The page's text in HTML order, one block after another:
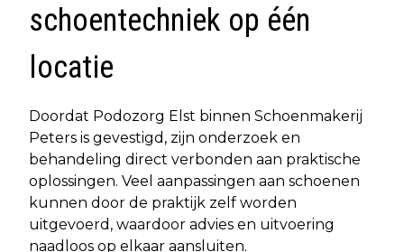
schoentechniek op één
locatie
Doordat Podozorg Elst binnen Schoenmakerij
Peters is gevestigd, zijn onderzoek en
behandeling direct verbonden aan praktische
oplossingen. Veel aanpassingen aan schoenen
kunnen door de praktijk zelf worden
uitgevoerd, waardoor advies en uitvoering
naadloos op elkaar aansluiten.